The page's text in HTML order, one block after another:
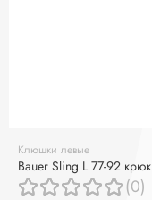
Клюшки левые
Bauer Sling L 77-92 крюк
(0)